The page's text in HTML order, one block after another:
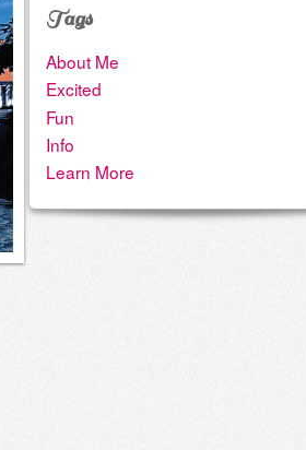
Tags
About Me
Excited
Fun
Info
Learn More